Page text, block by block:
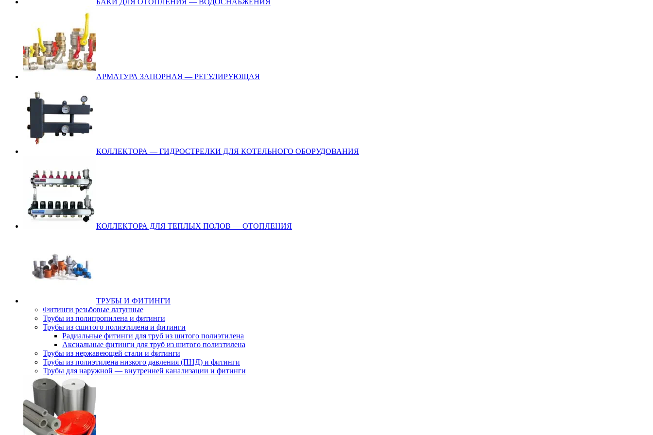
БАКИ ДЛЯ ОТОПЛЕНИЯ — ВОДОСНАБЖЕНИЯ
АРМАТУРА ЗАПОРНАЯ — РЕГУЛИРУЮЩАЯ
КОЛЛЕКТОРА — ГИДРОСТРЕЛКИ ДЛЯ КОТЕЛЬНОГО ОБОРУДОВАНИЯ
КОЛЛЕКТОРА ДЛЯ ТЕПЛЫХ ПОЛОВ — ОТОПЛЕНИЯ
ТРУБЫ И ФИТИНГИ
Фитинги резьбовые латунные
Трубы из полипропилена и фитинги
Трубы из сшитого полиэтилена и фитинги
Радиальные фитинги для труб из шитого полиэтилена
Аксиальные фитинги для труб из шитого полиэтилена
Трубы из нержавеющей стали и фитинги
Трубы из полиэтилена низкого давления (ПНД) и фитинги
Трубы для наружной — внутренней канализации и фитинги